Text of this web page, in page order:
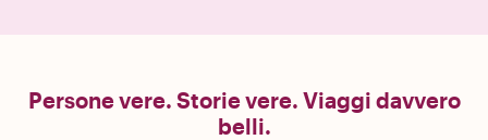
Persone vere. Storie vere. Viaggi davvero
belli.